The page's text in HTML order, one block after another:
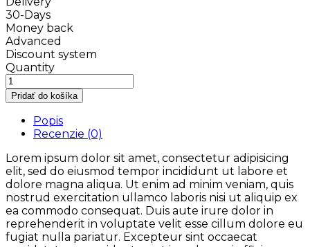
30-Days
Money back
Advanced
Discount system
Quantity
Pridať do košíka
Popis
Recenzie (0)
Lorem ipsum dolor sit amet, consectetur adipisicing
elit, sed do eiusmod tempor incididunt ut labore et
dolore magna aliqua. Ut enim ad minim veniam, quis
nostrud exercitation ullamco laboris nisi ut aliquip ex
ea commodo consequat. Duis aute irure dolor in
reprehenderit in voluptate velit esse cillum dolore eu
fugiat nulla pariatur. Excepteur sint occaecat